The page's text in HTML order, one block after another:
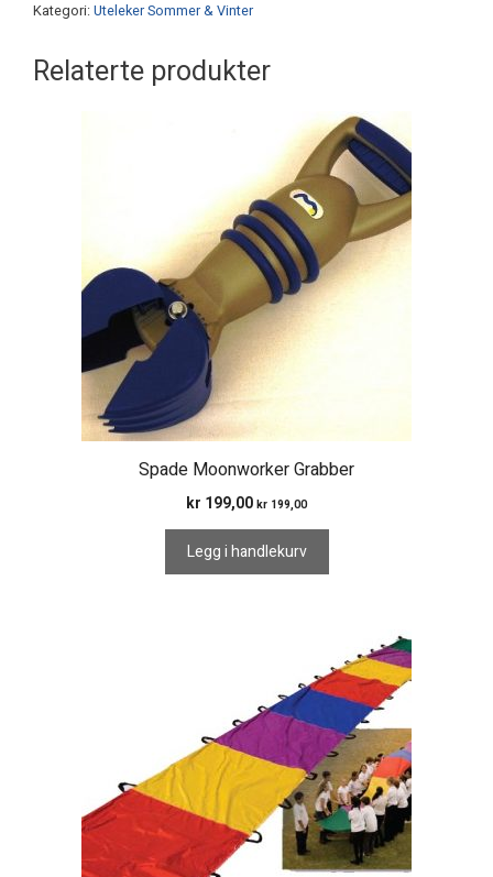
Kategori: Uteleker Sommer & Vinter
Relaterte produkter
Spade Moonworker Grabber
kr 199,00 kr 199,00
Legg i handlekurv